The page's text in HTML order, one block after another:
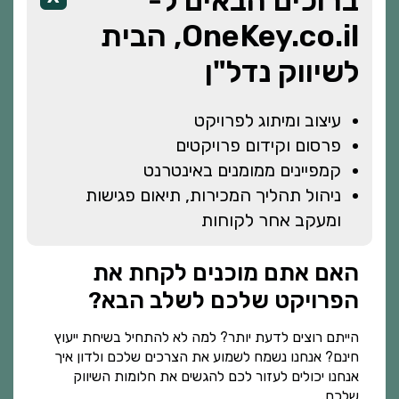
האתר שלך לחברים ומכרים.
בידול מהמתחרים:תחום הבנייה הוא תחום תחרותי
מאוד. בניית אתר אינטרנט לקבלנים מאפשרת לך
את השירותים המיוחדים שאתה מציע.
כיצד לבחור חברת בניית אתרים לקבלנים
כאשר מדובר בבניית אתר אינטרנט לקבלנים, בחירת
החברה הנכונה היא קריטית להצלחת הפרויקט. הנה
ניסיון וידע בתחום:וודא שהחברה שאתה שוקל לעבוד
איתה מתמחה בבניית אתרים לקבלנים ויש לה ניסיון
בתחום הבנייה. חברה עם ניסיון תדע להבין את הצרכים
המיוחדים של העסק שלך ותוכל להציע פתרונות
מותאמים אישית.
OneKey.co.il, הבית
לשיווק נדל"ן
עיצוב ומיתוג לפרויקט
פרסום וקידום פרויקטים
קמפיינים ממומנים באינטרנט
ניהול תהליך המכירות, תיאום פגישות
ומעקב אחר לקוחות
האם אתם מוכנים לקחת את
הפרויקט שלכם לשלב הבא?
הייתם רוצים לדעת יותר? למה לא להתחיל בשיחת ייעוץ
חינם? אנחנו נשמח לשמוע את הצרכים שלכם ולדון איך
אנחנו יכולים לעזור לכם להגשים את חלומות השיווק
שלכם.